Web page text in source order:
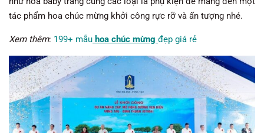
tác phẩm hoa chúc mừng khởi công rực rỡ và ấn tượng nhé.
Xem thêm: 199+ mẫu hoa chúc mừng đẹp giá rẻ